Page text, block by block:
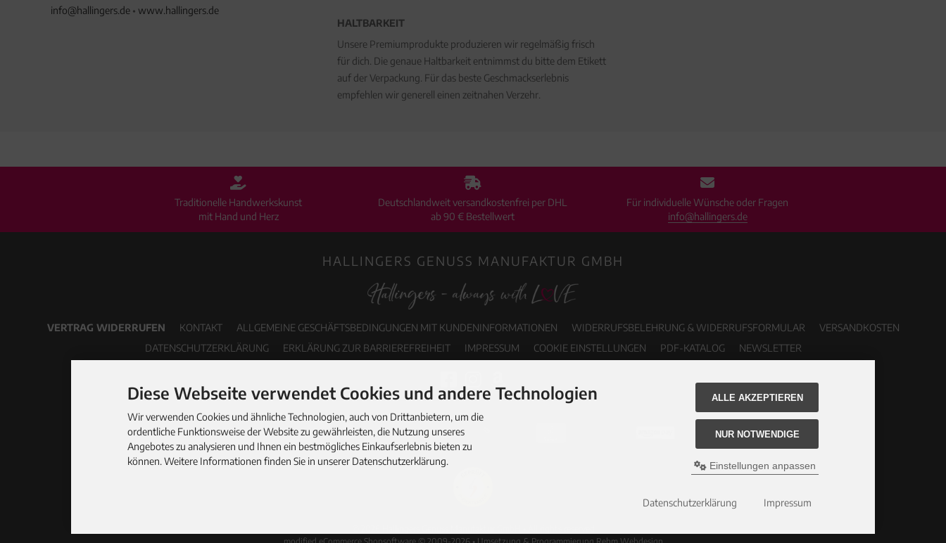
info@hallingers.de • www.hallingers.de
HALTBARKEIT
Unsere Premiumprodukte produzieren wir regelmäßig frisch
für dich. Die genaue Haltbarkeit entnimmst du bitte dem Etikett
auf der Verpackung. Für das beste Geschmackserlebnis
empfehlen wir generell einen zeitnahen Verzehr.
Traditionelle Handwerkskunst
mit Hand und Herz
Deutschlandweit versandkostenfrei per DHL
ab 90 € Bestellwert
Für individuelle Wünsche oder Fragen
info@hallingers.de
HALLINGERS GENUSS MANUFAKTUR GMBH
VERTRAG WIDERRUFEN KONTAKT ALLGEMEINE GESCHÄFTSBEDINGUNGEN MIT KUNDENINFORMATIONEN WIDERRUFSBELEHRUNG & WIDERRUFSFORMULAR
VERSANDKOSTEN
DATENSCHUTZERKLÄRUNG
ERKLÄRUNG ZUR BARRIEREFREIHEIT IMPRESSUM COOKIE EINSTELLUNGEN PDF-KATALOG NEWSLETTER
modified eCommerce Shopsoftware © 2009-2026 • Umsetzung & Programmierung Rehm Webdesign
Diese Webseite verwendet Cookies und andere Technologien
Wir verwenden Cookies und ähnliche Technologien, auch von Drittanbietern, um die
ordentliche Funktionsweise der Website zu gewährleisten, die Nutzung unseres
Angebotes zu analysieren und Ihnen ein bestmögliches Einkaufserlebnis bieten zu
können. Weitere Informationen finden Sie in unserer Datenschutzerklärung.
ALLE AKZEPTIEREN
NUR NOTWENDIGE
Einstellungen anpassen
Datenschutzerklärung Impressum